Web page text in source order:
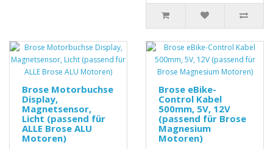
Brose Motorbuchse
Display,
Magnetsensor,
Licht (passend für
ALLE Brose ALU
Motoren)
Brose eBike-
Control Kabel
500mm, 5V, 12V
(passend für Brose
Magnesium
Motoren)